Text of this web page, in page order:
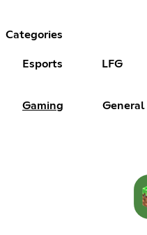
Categories
Esports LFG
Gaming